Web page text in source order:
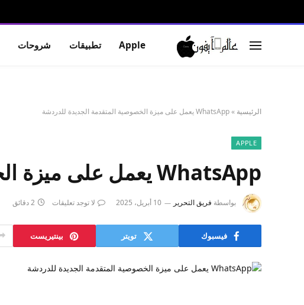
Apple تطبيقات شروحات
الرئيسية »WhatsApp يعمل على ميزة الخصوصية المتقدمة الجديدة للدردشة
APPLE
WhatsApp يعمل على ميزة الخصوصية المتقدمة الجديدة للدردشة
بواسطة فريق التحرير 10 أبريل، 2025 لا توجد تعليقات 2 دقائق
فيسبوك تويتر بينتيريست